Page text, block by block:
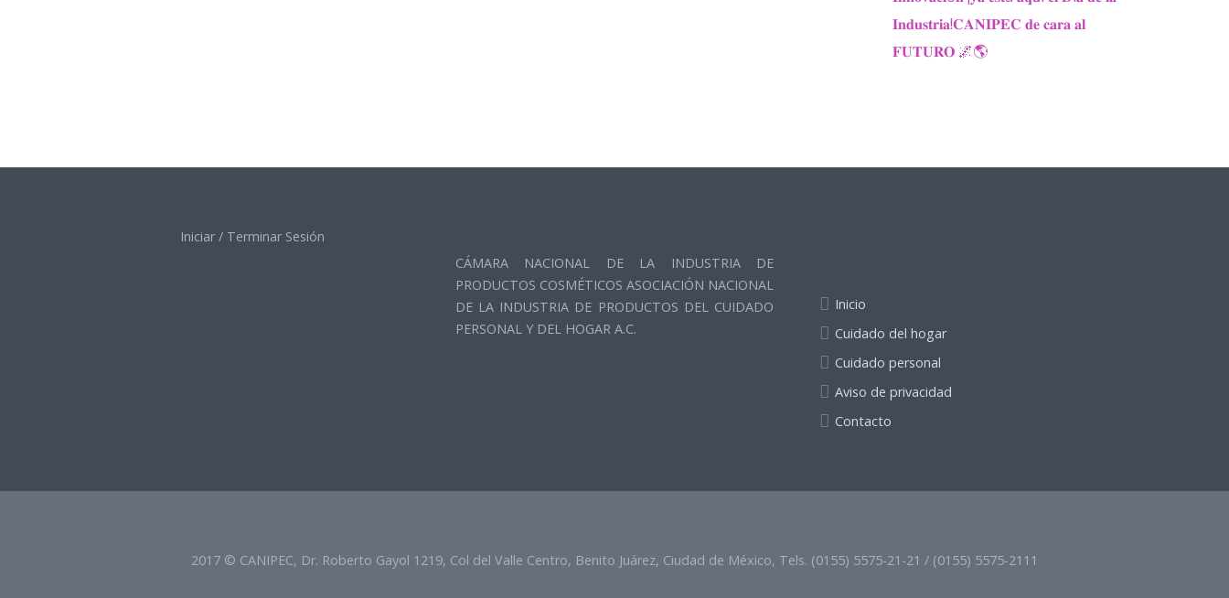
𝐈𝐧𝐝𝐮𝐬𝐭𝐫𝐢𝐚!𝐂𝐀𝐍𝐈𝐏𝐄𝐂 𝐝𝐞 𝐜𝐚𝐫𝐚 𝐚𝐥
𝐅𝐔𝐓𝐔𝐑𝐎 🌌🌎
Iniciar / Terminar Sesión
CÁMARA NACIONAL DE LA INDUSTRIA DE
PRODUCTOS COSMÉTICOS ASOCIACIÓN NACIONAL
DE LA INDUSTRIA DE PRODUCTOS DEL CUIDADO
PERSONAL Y DEL HOGAR A.C.
Inicio
Cuidado del hogar
Cuidado personal
Aviso de privacidad
Contacto
2017 © CANIPEC, Dr. Roberto Gayol 1219, Col del Valle Centro, Benito Juárez, Ciudad de México, Tels. (0155) 5575-21-21 / (0155) 5575-2111